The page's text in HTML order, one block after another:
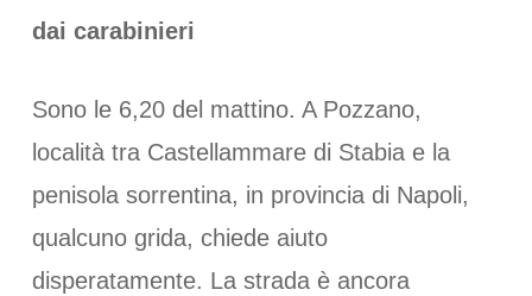
dai carabinieri
Sono le 6,20 del mattino. A Pozzano,
località tra Castellammare di Stabia e la
penisola sorrentina, in provincia di Napoli,
qualcuno grida, chiede aiuto
disperatamente. La strada è ancora